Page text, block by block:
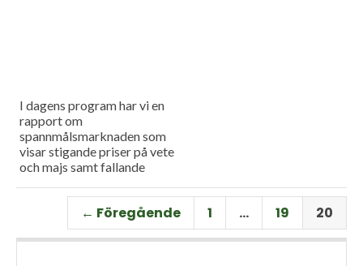
I dagens program har vi en
rapport om
spannmålsmarknaden som
visar stigande priser på vete
och majs samt fallande
premiär för vårt
måndagsprogram med en
längre intervju med Erik
Stjerndahl vd för HIR Skåne,
← Föregående 1 … 19 20